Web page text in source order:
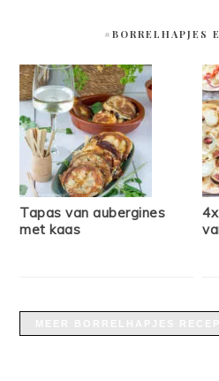
#BORRELHAPJES
Tapas van aubergines
met kaas